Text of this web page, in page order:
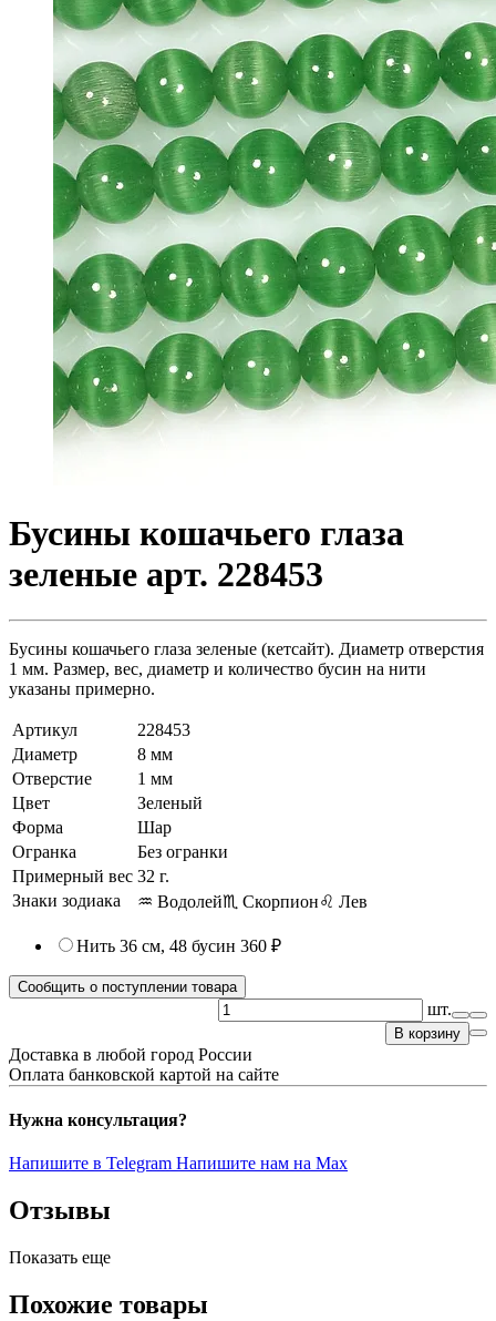
Бусины кошачьего глаза
зеленые арт. 228453
Бусины кошачьего глаза зеленые (кетсайт). Диаметр отверстия
1 мм. Размер, вес, диаметр и количество бусин на нити
указаны примерно.
Артикул
228453
Диаметр
8 мм
Отверстие
1 мм
Цвет
Зеленый
Форма
Шар
Огранка
Без огранки
Примерный вес 32 г.
Знаки зодиака
♒ Водолей♏ Скорпион♌ Лев
Нить 36 см, 48 бусин 360 ₽
Сообщить о поступлении товара
шт.
В корзину
Доставка в любой город России
Оплата банковской картой на сайте
Нужна консультация?
Напишите в Telegram Напишите нам на Max
Отзывы
Показать еще
Похожие товары